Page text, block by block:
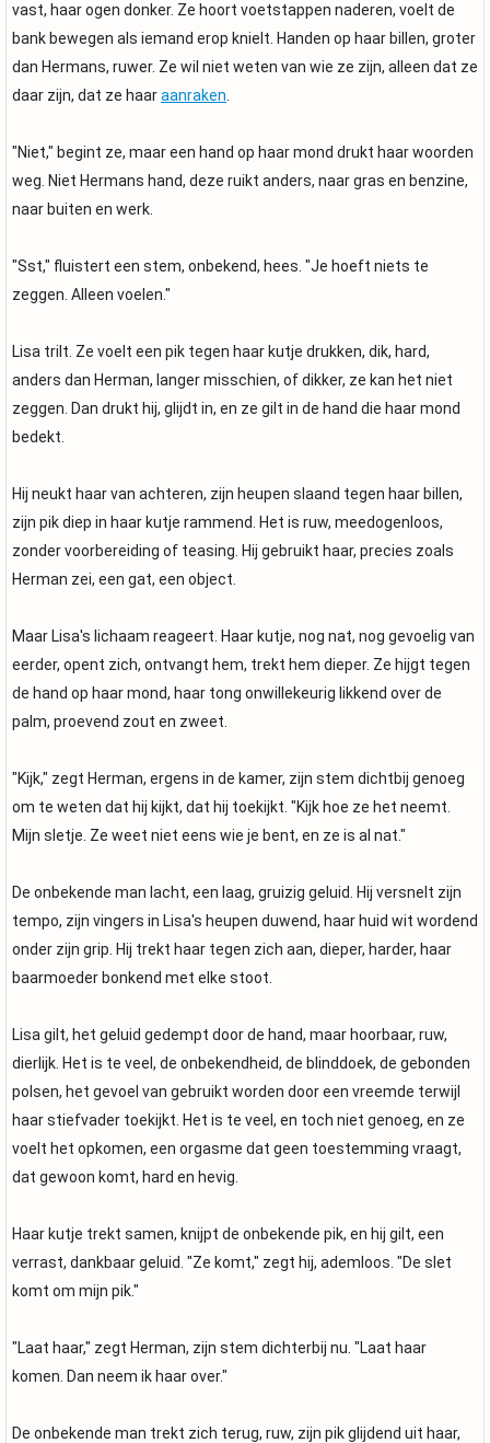
vast, haar ogen donker. Ze hoort voetstappen naderen, voelt de
bank bewegen als iemand erop knielt. Handen op haar billen, groter
dan Hermans, ruwer. Ze wil niet weten van wie ze zijn, alleen dat ze
daar zijn, dat ze haaraanraken
"Niet," begint ze, maar een hand op haar mond drukt haar woorden
weg. Niet Hermans hand, deze ruikt anders, naar gras en benzine,
naar buiten en werk.
"Sst," fluistert een stem, onbekend, hees. "Je hoeft niets te
zeggen. Alleen voelen."
Lisa trilt. Ze voelt een pik tegen haar kutje drukken, dik, hard,
anders dan Herman, langer misschien, of dikker, ze kan het niet
zeggen. Dan drukt hij, glijdt in, en ze gilt in de hand die haar mond
bedekt.
Hij neukt haar van achteren, zijn heupen slaand tegen haar billen,
zijn pik diep in haar kutje rammend. Het is ruw, meedogenloos,
zonder voorbereiding of teasing. Hij gebruikt haar, precies zoals
Herman zei, een gat, een object.
Maar Lisa's lichaam reageert. Haar kutje, nog nat, nog gevoelig van
eerder, opent zich, ontvangt hem, trekt hem dieper. Ze hijgt tegen
de hand op haar mond, haar tong onwillekeurig likkend over de
palm, proevend zout en zweet.
"Kijk," zegt Herman, ergens in de kamer, zijn stem dichtbij genoeg
om te weten dat hij kijkt, dat hij toekijkt. "Kijk hoe ze het neemt.
Mijn sletje. Ze weet niet eens wie je bent, en ze is al nat."
De onbekende man lacht, een laag, gruizig geluid. Hij versnelt zijn
tempo, zijn vingers in Lisa's heupen duwend, haar huid wit wordend
onder zijn grip. Hij trekt haar tegen zich aan, dieper, harder, haar
baarmoeder bonkend met elke stoot.
Lisa gilt, het geluid gedempt door de hand, maar hoorbaar, ruw,
dierlijk. Het is te veel, de onbekendheid, de blinddoek, de gebonden
polsen, het gevoel van gebruikt worden door een vreemde terwijl
haar stiefvader toekijkt. Het is te veel, en toch niet genoeg, en ze
voelt het opkomen, een orgasme dat geen toestemming vraagt,
dat gewoon komt, hard en hevig.
Haar kutje trekt samen, knijpt de onbekende pik, en hij gilt, een
verrast, dankbaar geluid. "Ze komt," zegt hij, ademloos. "De slet
komt om mijn pik."
"Laat haar," zegt Herman, zijn stem dichterbij nu. "Laat haar
komen. Dan neem ik haar over."
De onbekende man trekt zich terug, ruw, zijn pik glijdend uit haar,